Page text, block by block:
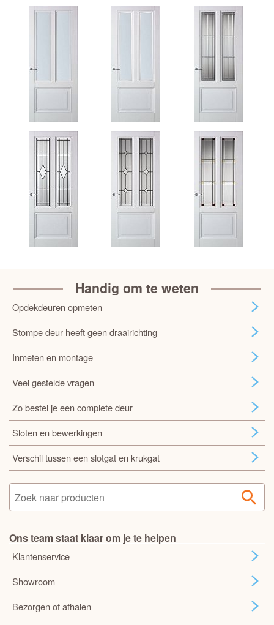
Handig om te weten
Opdekdeuren opmeten
Stompe deur heeft geen draairichting
Inmeten en montage
Veel gestelde vragen
Zo bestel je een complete deur
Sloten en bewerkingen
Verschil tussen een slotgat en krukgat
Ons team staat klaar om je te helpen
Klantenservice
Showroom
Bezorgen of afhalen